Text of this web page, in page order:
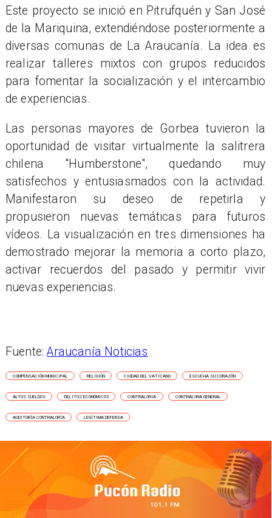
Este proyecto se inició en Pitrufquén y San José
de la Mariquina, extendiéndose posteriormente a
diversas comunas de La Araucanía. La idea es
realizar talleres mixtos con grupos reducidos
para fomentar la socialización y el intercambio
de experiencias.
Las personas mayores de Gorbea tuvieron la
oportunidad de visitar virtualmente la salitrera
chilena "Humberstone", quedando muy
satisfechos y entusiasmados con la actividad.
Manifestaron su deseo de repetirla y
propusieron nuevas temáticas para futuros
vídeos. La visualización en tres dimensiones ha
demostrado mejorar la memoria a corto plazo,
activar recuerdos del pasado y permitir vivir
nuevas experiencias.
Fuente:Araucanía Noticias
COMPENSACIÓN MUNICIPAL RELIGIÓN CIUDAD DEL VATICANO ESCUCHA SU CORAZÓN
ALTOS SUELDOS DELITOS ECONÓMICOS CONTRALORIA CONTRALORA GENERAL
AUDITORÍA CONTRALORÍA LEGÍTIMA DEFENSA